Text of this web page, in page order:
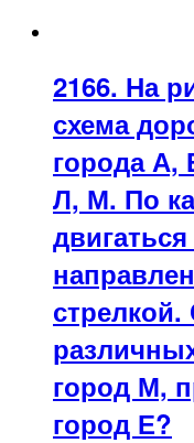
2166. На
схема
города
Л, М. По
стрелкой.
город М,
город Е?